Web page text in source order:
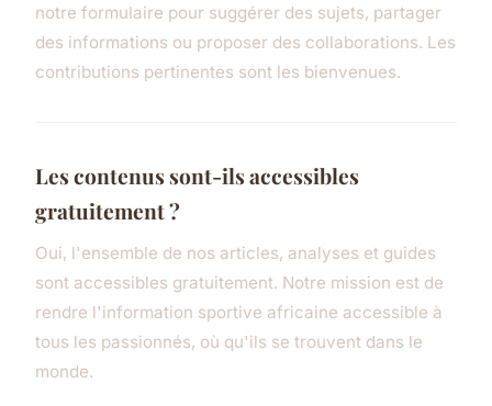
notre formulaire pour suggérer des sujets, partager
des informations ou proposer des collaborations. Les
contributions pertinentes sont les bienvenues.
Les contenus sont-ils accessibles
gratuitement ?
Oui, l'ensemble de nos articles, analyses et guides
sont accessibles gratuitement. Notre mission est de
rendre l'information sportive africaine accessible à
tous les passionnés, où qu'ils se trouvent dans le
monde.